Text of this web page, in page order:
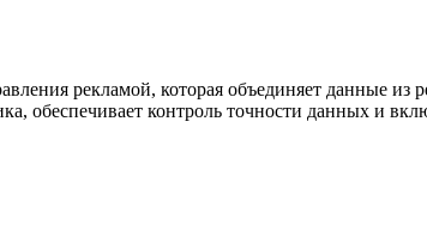
рекламой, которая объединяет данные из
обеспечивает контроль точности данных и